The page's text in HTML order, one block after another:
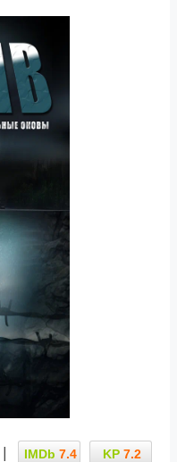
KP 7.2
IMDb 7.4